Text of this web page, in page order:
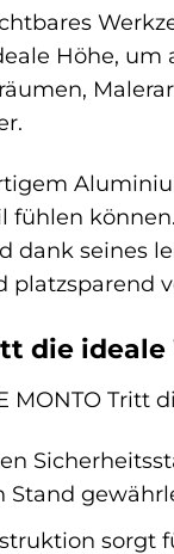
Höhe,
fühlen
dank seines
platzsparend
die
MONTO
Stand
sorgt